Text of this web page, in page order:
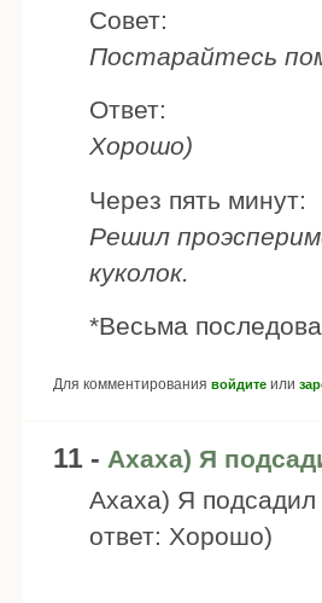
Совет:
Постарайтесь
Ответ:
Хорошо)
Через пять минут:
Решил
куколок.
*Весьма
Для комментирования войдите или
11 - Ахаха) Я
Ахаха) Я подсадил
ответ: Хорошо)